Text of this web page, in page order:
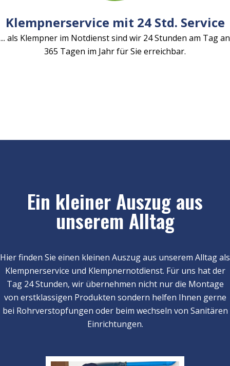
Klempnerservice mit 24 Std. Service
... als Klempner im Notdienst sind wir 24 Stunden am Tag an
365 Tagen im Jahr für Sie erreichbar.
Ein kleiner Auszug aus
unserem Alltag
Hier finden Sie einen kleinen Auszug aus unserem Alltag als
Klempnerservice und Klempnernotdienst. Für uns hat der
Tag 24 Stunden, wir übernehmen nicht nur die Montage
von erstklassigen Produkten sondern helfen Ihnen gerne
bei Rohrverstopfungen oder beim wechseln von Sanitären
Einrichtungen.